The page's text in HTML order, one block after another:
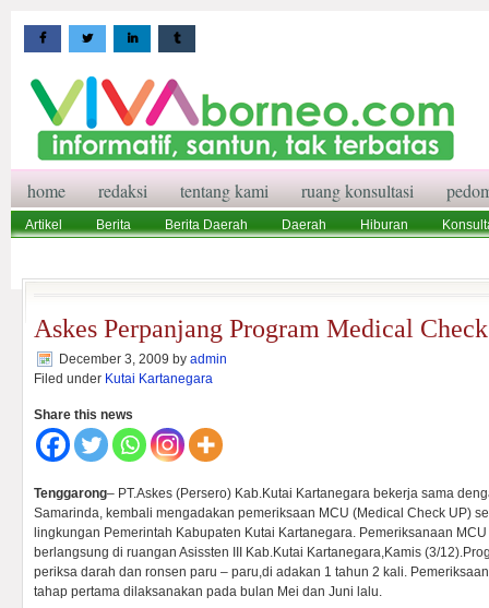
home redaksi tentang kami ruang konsultasi
Artikel Berita Berita Daerah Daerah Hiburan
Askes Perpanjang Program Medical
December 3, 2009 by admin
Filed under Kutai Kartanegara
Share this news
Tenggarong– PT.Askes (Persero) Kab.Kutai Kartanegara bekerja sama
Samarinda, kembali mengadakan pemeriksaan MCU (Medical Check UP)
lingkungan Pemerintah Kabupaten Kutai Kartanegara. Pemeriksanaan
berlangsung di ruangan Asissten III Kab.Kutai Kartanegara,Kamis (3/12).
periksa darah dan ronsen paru – paru,di adakan 1 tahun 2 kali.
tahap pertama dilaksanakan pada bulan Mei dan Juni lalu.